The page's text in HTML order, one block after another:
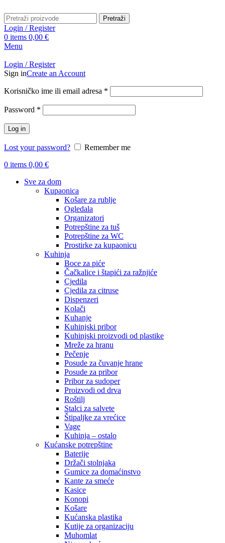
Pretraži
Login / Register
0 items 0,00 €
Menu
Login / Register
Sign inCreate an Account
Korisničko ime ili email adresa *
Password *
Log in
Lost your password?
Remember me
0 items 0,00 €
Sve za dom
Kupaonica
Košare za rublje
Ogledala
Organizatori
Potrepštine za tuš
Potrepštine za WC
Prostirke za kupaonicu
Kuhinja
Boce za piće
Čačkalice i štapići za ražnjiće
Cjedila
Cjedila za citruse
Dispenzeri
Kolači
Kuhanje
Kuhinjski pribor
Kuhinjski proizvodi od plastike
Mreže za hranu
Pečenje
Posude za čuvanje hrane
Posude za pribor
Pribor za sudoper
Proizvodi od drva
Roštilj
Stalci za salvete
Štipaljke za vrećice
Vage
Kuhinja – ostalo
Kućanske potrepštine
Baterije
Držači stolnjaka
Gumice za domaćinstvo
Kante za smeće
Kasice
Konopi
Košare
Kućanska plastika
Kutije za organizaciju
Muhomlat